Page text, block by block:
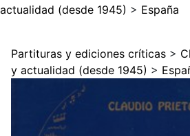
actualidad (desde 1945) > España
Partituras y ediciones críticas >
y actualidad (desde 1945) >